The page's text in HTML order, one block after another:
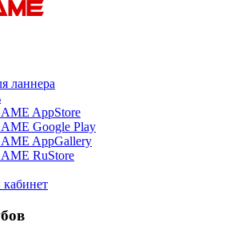
ланнера
AppStore
Google Play
AppGallery
RuStore